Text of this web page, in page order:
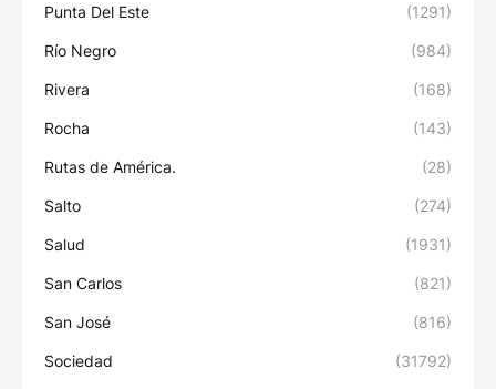
Punta Del Este (1291)
Río Negro (984)
Rivera (168)
Rocha (143)
Rutas de América. (28)
Salto (274)
Salud (1931)
San Carlos (821)
San José (816)
Sociedad (31792)